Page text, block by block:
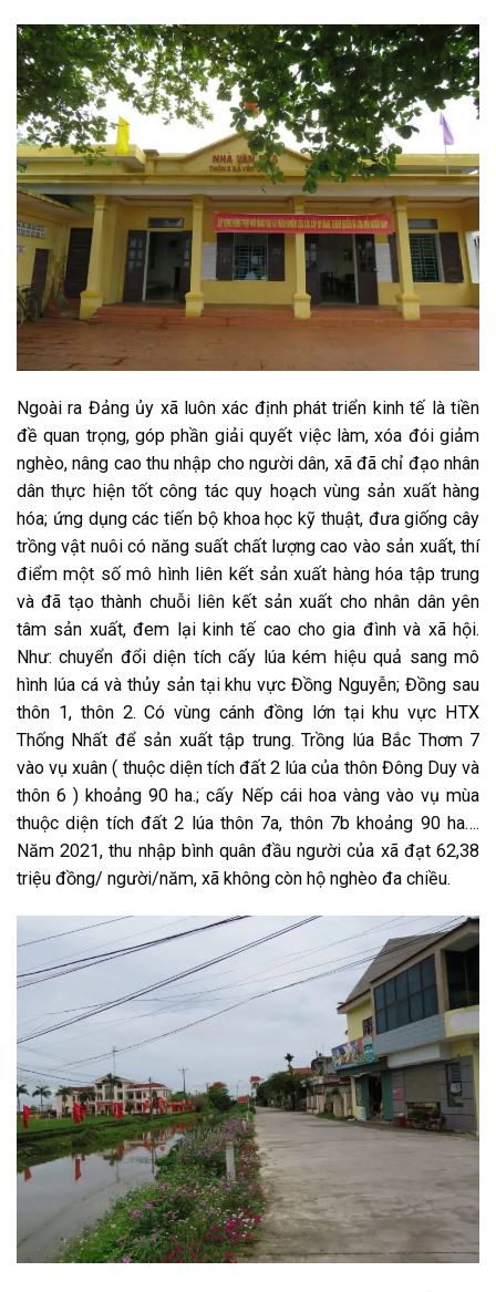
Ngoài ra Đảng ủy xã luôn xác định phát triển kinh tế là tiền
đề quan trọng, góp phần giải quyết việc làm, xóa đói giảm
nghèo, nâng cao thu nhập cho người dân, xã đã chỉ đạo nhân
dân thực hiện tốt công tác quy hoạch vùng sản xuất hàng
hóa; ứng dụng các tiến bộ khoa học kỹ thuật, đưa giống cây
trồng vật nuôi có năng suất chất lượng cao vào sản xuất, thí
điểm một số mô hình liên kết sản xuất hàng hóa tập trung
và đã tạo thành chuỗi liên kết sản xuất cho nhân dân yên
tâm sản xuất, đem lại kinh tế cao cho gia đình và xã hội.
Như: chuyển đổi diện tích cấy lúa kém hiệu quả sang mô
hình lúa cá và thủy sản tại khu vực Đồng Nguyễn; Đồng sau
thôn 1, thôn 2. Có vùng cánh đồng lớn tại khu vực HTX
Thống Nhất để sản xuất tập trung. Trồng lúa Bắc Thơm 7
vào vụ xuân ( thuộc diện tích đất 2 lúa của thôn Đông Duy và
thôn 6 ) khoảng 90 ha.; cấy Nếp cái hoa vàng vào vụ mùa
thuộc diện tích đất 2 lúa thôn 7a, thôn 7b khoảng 90 ha….
Năm 2021, thu nhập bình quân đầu người của xã đạt 62,38
triệu đồng/ người/năm, xã không còn hộ nghèo đa chiều.